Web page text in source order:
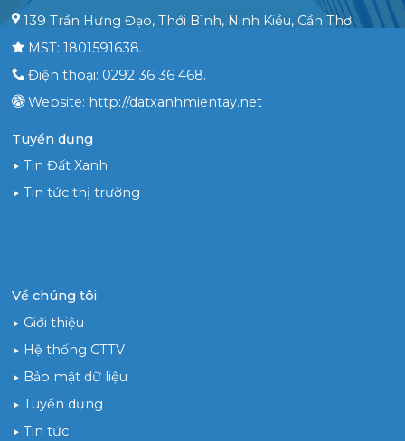
139 Trần Hưng Đạo, Thới Bình, Ninh Kiều, Cần Thơ.
MST: 1801591638.
Điện thoại: 0292 36 36 468.
Website: http://datxanhmientay.net
Về chúng tôi
Giới thiệu
Hệ thống CTTV
Bảo mật dữ liệu
Tuyển dụng
Tin tức
Tuyển dụng
Tin Đất Xanh
Tin tức thị trường